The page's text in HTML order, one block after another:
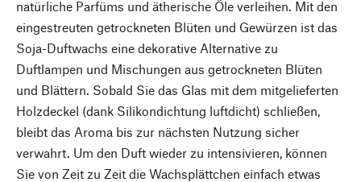
natürliche Parfüms und ätherische Öle verleihen. Mit den
eingestreuten getrockneten Blüten und Gewürzen ist das
Soja-Duftwachs eine dekorative Alternative zu
Duftlampen und Mischungen aus getrockneten Blüten
und Blättern. Sobald Sie das Glas mit dem mitgelieferten
Holzdeckel (dank Silikondichtung luftdicht) schließen,
bleibt das Aroma bis zur nächsten Nutzung sicher
verwahrt. Um den Duft wieder zu intensivieren, können
Sie von Zeit zu Zeit die Wachsplättchen einfach etwas